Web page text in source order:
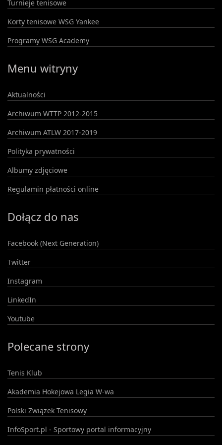
Turnieje tenisowe
Korty tenisowe WSG Yankee
Programy WSG Academy
Menu witryny
Aktualności
Archiwum WTTP 2012-2015
Archiwum ATLW 2017-2019
Polityka prywatności
Albumy zdjęciowe
Regulamin płatności online
Dołącz do nas
Facebook (Next Generation)
Twitter
Instagram
LinkedIn
Youtube
Polecane strony
Tenis Klub
Akademia Hokejowa Legia W-wa
Polski Związek Tenisowy
InfoSport.pl - Sportowy portal informacyjny